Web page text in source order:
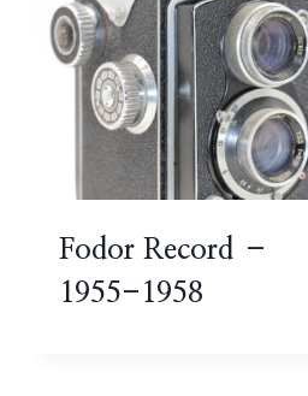
Fodor Record –
1955-1958